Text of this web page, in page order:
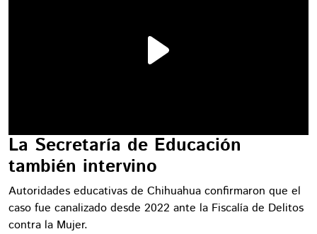
La Secretaría de Educación
también intervino
Autoridades educativas de Chihuahua confirmaron que el
caso fue canalizado desde 2022 ante la Fiscalía de Delitos
contra la Mujer.